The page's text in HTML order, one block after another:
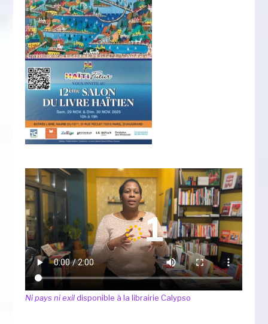
Ni pays ni exildisponible à la librairie Calypso